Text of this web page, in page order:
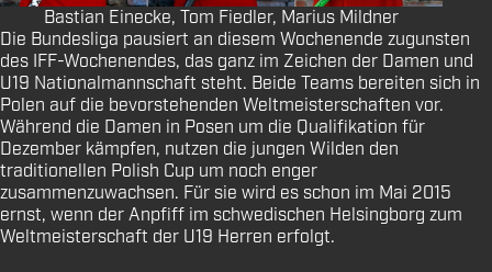
Bastian Einecke, Tom Fiedler, Marius Mildner
Die Bundesliga pausiert an diesem Wochenende zugunsten
des IFF-Wochenendes, das ganz im Zeichen der Damen und
U19 Nationalmannschaft steht. Beide Teams bereiten sich in
Polen auf die bevorstehenden Weltmeisterschaften vor.
Während die Damen in Posen um die Qualifikation für
Dezember kämpfen, nutzen die jungen Wilden den
traditionellen Polish Cup um noch enger
zusammenzuwachsen. Für sie wird es schon im Mai 2015
ernst, wenn der Anpfiff im schwedischen Helsingborg zum
Weltmeisterschaft der U19 Herren erfolgt.